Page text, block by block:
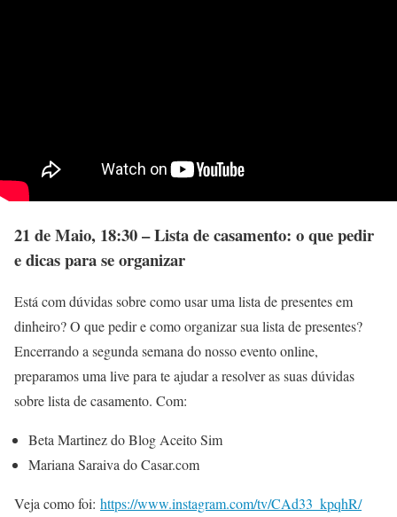
21 de Maio, 18:30 – Lista de casamento: o que pedir
e dicas para se organizar
Está com dúvidas sobre como usar uma lista de presentes em
dinheiro? O que pedir e como organizar sua lista de presentes?
Encerrando a segunda semana do nosso evento online,
preparamos uma live para te ajudar a resolver as suas dúvidas
sobre lista de casamento. Com:
Beta Martinez do Blog Aceito Sim
Mariana Saraiva do Casar.com
Veja como foi: https://www.instagram.com/tv/CAd33_kpqhR/